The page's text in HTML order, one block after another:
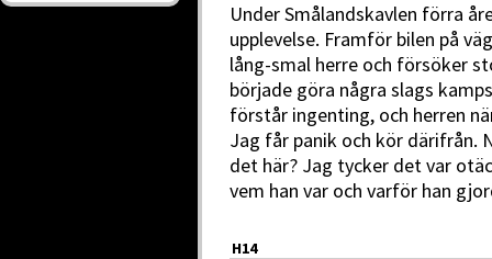
Under Smålandskavlen förra
upplevelse. Framför bilen på
lång-smal herre och försöker
började göra några slags
förstår ingenting, och herren
Jag får panik och kör därifrån.
det här? Jag tycker det var
vem han var och varför han
H14